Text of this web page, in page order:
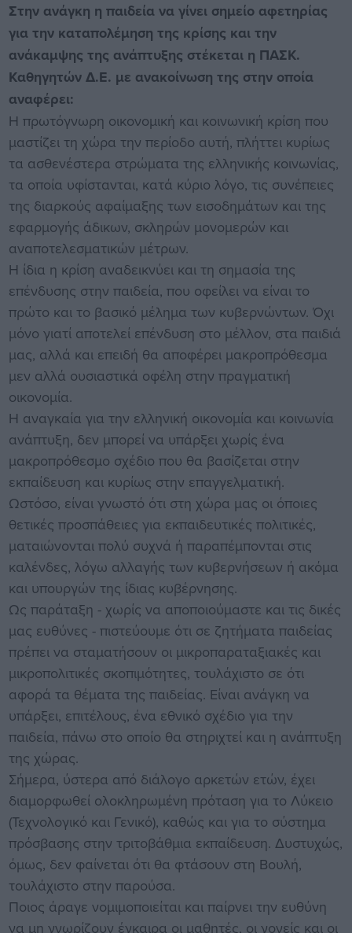
Στην ανάγκη η παιδεία να γίνει σημείο αφετηρίας
για την καταπολέμηση της κρίσης και την
ανάκαμψης της ανάπτυξης στέκεται η ΠΑΣΚ.
Καθηγητών Δ.Ε. με ανακοίνωση της στην οποία
αναφέρει:
Η πρωτόγνωρη οικονομική και κοινωνική κρίση που
μαστίζει τη χώρα την περίοδο αυτή, πλήττει κυρίως
τα ασθενέστερα στρώματα της ελληνικής κοινωνίας,
τα οποία υφίστανται, κατά κύριο λόγο, τις συνέπειες
της διαρκούς αφαίμαξης των εισοδημάτων και της
εφαρμογής άδικων, σκληρών μονομερών και
αναποτελεσματικών μέτρων.
Η ίδια η κρίση αναδεικνύει και τη σημασία της
επένδυσης στην παιδεία, που οφείλει να είναι το
πρώτο και το βασικό μέλημα των κυβερνώντων. Όχι
μόνο γιατί αποτελεί επένδυση στο μέλλον, στα παιδιά
μας, αλλά και επειδή θα αποφέρει μακροπρόθεσμα
μεν αλλά ουσιαστικά οφέλη στην πραγματική
οικονομία.
Η αναγκαία για την ελληνική οικονομία και κοινωνία
ανάπτυξη, δεν μπορεί να υπάρξει χωρίς ένα
μακροπρόθεσμο σχέδιο που θα βασίζεται στην
εκπαίδευση και κυρίως στην επαγγελματική.
Ωστόσο, είναι γνωστό ότι στη χώρα μας οι όποιες
θετικές προσπάθειες για εκπαιδευτικές πολιτικές,
ματαιώνονται πολύ συχνά ή παραπέμπονται στις
καλένδες, λόγω αλλαγής των κυβερνήσεων ή ακόμα
και υπουργών της ίδιας κυβέρνησης.
Ως παράταξη - χωρίς να αποποιούμαστε και τις δικές
μας ευθύνες - πιστεύουμε ότι σε ζητήματα παιδείας
πρέπει να σταματήσουν οι μικροπαραταξιακές και
μικροπολιτικές σκοπιμότητες, τουλάχιστο σε ότι
αφορά τα θέματα της παιδείας. Είναι ανάγκη να
υπάρξει, επιτέλους, ένα εθνικό σχέδιο για την
παιδεία, πάνω στο οποίο θα στηριχτεί και η ανάπτυξη
της χώρας.
Σήμερα, ύστερα από διάλογο αρκετών ετών, έχει
διαμορφωθεί ολοκληρωμένη πρόταση για το Λύκειο
(Τεχνολογικό και Γενικό), καθώς και για το σύστημα
πρόσβασης στην τριτοβάθμια εκπαίδευση. Δυστυχώς,
όμως, δεν φαίνεται ότι θα φτάσουν στη Βουλή,
τουλάχιστο στην παρούσα.
Ποιος άραγε νομιμοποιείται και παίρνει την ευθύνη
να μη γνωρίζουν έγκαιρα οι μαθητές, οι γονείς και οι